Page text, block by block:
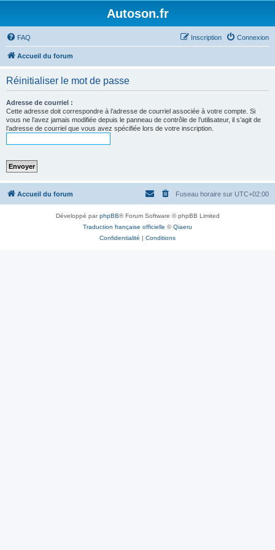
Autoson.fr
FAQ Connexion
Inscription
Accueil du forum
Réinitialiser le mot de passe
Adresse de courriel :
Cette adresse doit correspondre à l’adresse de courriel associée à votre compte. Si
vous ne l’avez jamais modifiée depuis le panneau de contrôle de l’utilisateur, il s’agit de
l’adresse de courriel que vous avez spécifiée lors de votre inscription.
Accueil du forum Fuseau horaire sur UTC+02:00
Développé parphpBB® Forum Software © phpBB Limited
Traduction française officielle ©Qiaeru
Confidentialité | Conditions